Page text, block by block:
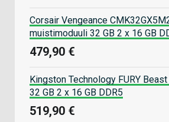
Corsair Vengeance
muistimoduuli 32 GB 2 x 16 GB
479,90 €
Kingston Technology FURY
32 GB 2 x 16 GB DDR5
519,90 €